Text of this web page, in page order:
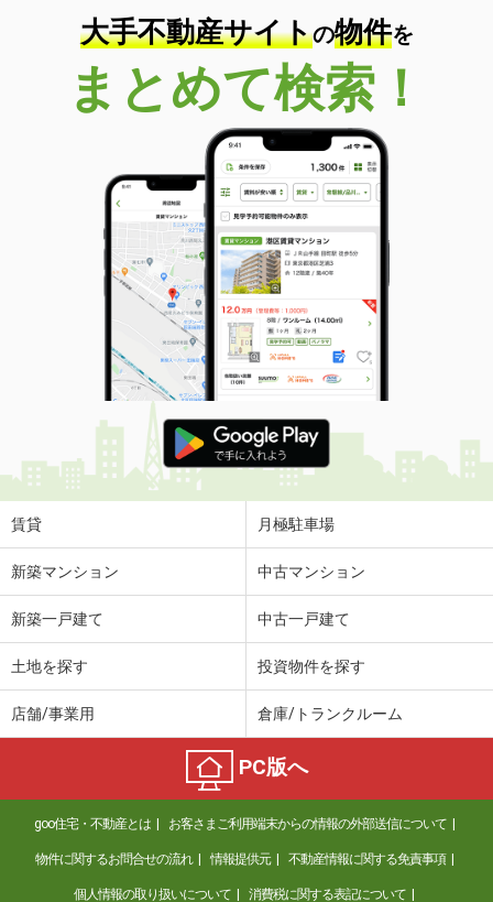
大手不動産サイトの物件を
まとめて検索！
賃貸 月極駐車場
新築マンション 中古マンション
新築一戸建て 中古一戸建て
土地を探す 投資物件を探す
店舗/事業用 倉庫/トランクルーム
PC版へ
goo住宅・不動産とは お客さまご利用端末からの情報の外部送信について
物件に関するお問合せの流れ 情報提供元 不動産情報に関する免責事項
個人情報の取り扱いについて 消費税に関する表記について